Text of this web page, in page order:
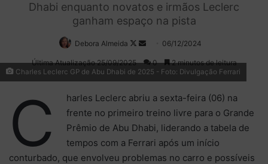
Dhabi enquanto novatos e irmãos Leclerc
ganham espaço na pista
Debora Almeida
Follow
on
X
Mande
um
e-
06/12/2024
Última Atualização 25/09/2025 0 2 minutos de leitura
Charles Leclerc GP de Abu Dhabi de 2025 - Foto: Divulgação Ferrari
C
harles Leclerc abriu a sexta-feira (06) na
frente no primeiro treino livre para o Grande
Prêmio de Abu Dhabi, liderando a tabela de
tempos com a Ferrari após um início
conturbado, que envolveu problemas no carro e possíveis